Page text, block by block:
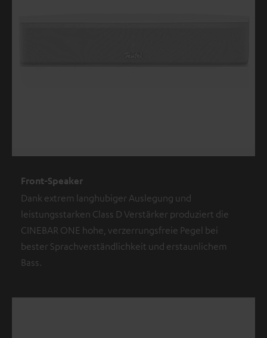
Front-Speaker
Dank extrem langhubiger Auslegung und
leistungsstarken Class D Verstärker produziert die
CINEBAR ONE hohe, verzerrungsfreie Pegel bei
bester Sprachverständlichkeit und erstaunlichem
Bass.